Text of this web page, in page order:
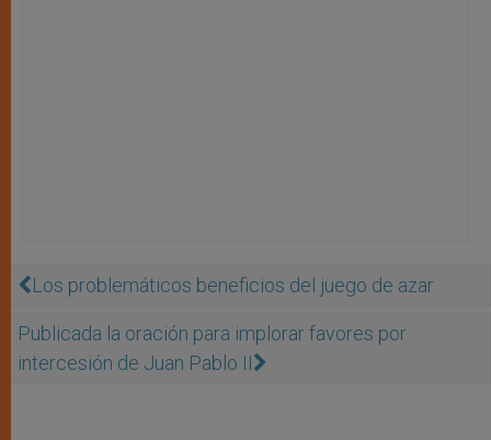
Los problemáticos beneficios del juego de azar
Publicada la oración para implorar favores por
intercesión de Juan Pablo II